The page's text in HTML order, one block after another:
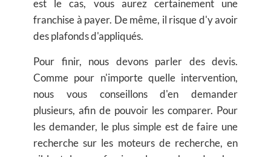
est le cas, vous aurez certainement une
franchise à payer. De même, il risque d'y avoir
des plafonds d'appliqués.
Pour finir, nous devons parler des devis.
Comme pour n'importe quelle intervention,
nous vous conseillons d'en demander
plusieurs, afin de pouvoir les comparer. Pour
les demander, le plus simple est de faire une
recherche sur les moteurs de recherche, en